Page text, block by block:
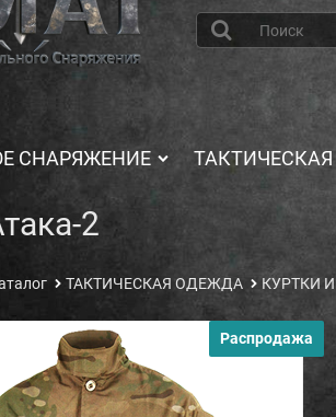
СНАРЯЖЕНИЕ
2
ТАКТИЧЕСКАЯ ОДЕЖДА КУРТКИ
Распродажа